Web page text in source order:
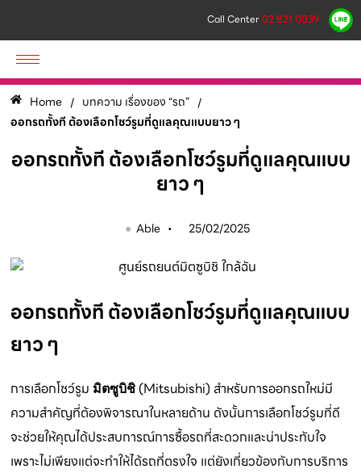
Call Center02 821 0039
Home / บทความ เรื่องของ “รถ” /
ออกรถทั้งที ต้องเลือกโชว์รูมที่ดูแลคุณแบบยาว ๆ
ออกรถทั้งที ต้องเลือกโชว์รูมที่ดูแลคุณแบบ
ยาว ๆ
● Able • 25/02/2025
ออกรถทั้งที ต้องเลือกโชว์รูมที่ดูแลคุณแบบ
ยาว ๆ
การเลือกโชว์รูม มิตซูบิชิ (Mitsubishi) สำหรับการออกรถใหม่มี
ความสำคัญที่ต้องพิจารณาในหลายด้าน ดังนั้นการเลือกโชว์รูมที่ดี
จะช่วยให้คุณได้ประสบการณ์การซื้อรถที่สะดวกและน่าประทับใจ
เพราะไม่เพียงแต่จะทำให้ได้รถที่ตรงใจ แต่ยังเกี่ยวข้องกับการบริการ